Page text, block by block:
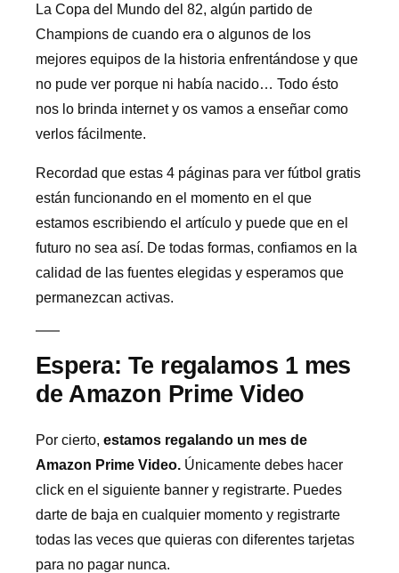
La Copa del Mundo del 82, algún partido de
Champions de cuando era o algunos de los
mejores equipos de la historia enfrentándose y que
no pude ver porque ni había nacido… Todo ésto
nos lo brinda internet y os vamos a enseñar como
verlos fácilmente.
Recordad que estas 4 páginas para ver fútbol gratis
están funcionando en el momento en el que
estamos escribiendo el artículo y puede que en el
futuro no sea así. De todas formas, confiamos en la
calidad de las fuentes elegidas y esperamos que
permanezcan activas.
Espera: Te regalamos 1 mes
de Amazon Prime Video
Por cierto, estamos regalando un mes de
Amazon Prime Video. Únicamente debes hacer
click en el siguiente banner y registrarte. Puedes
darte de baja en cualquier momento y registrarte
todas las veces que quieras con diferentes tarjetas
para no pagar nunca.